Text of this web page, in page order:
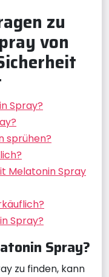
zu
von
Spray?
sprühen?
Melatonin Spray
Spray?
Spray?
zu finden, kann